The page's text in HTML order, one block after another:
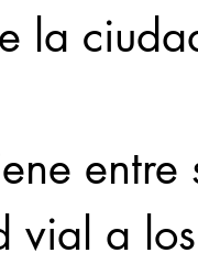
la
vial a